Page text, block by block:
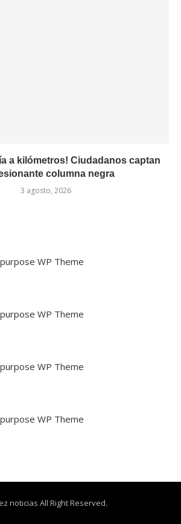
a kilómetros! Ciudadanos captan
columna negra
3 agosto, 2026
noticias All Right Reserved.